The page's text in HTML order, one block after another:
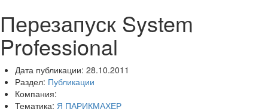
Перезапуск System
Professional
Дата публикации: 28.10.2011
Раздел: Публикации
Компания:
Тематика: Я ПАРИКМАХЕР